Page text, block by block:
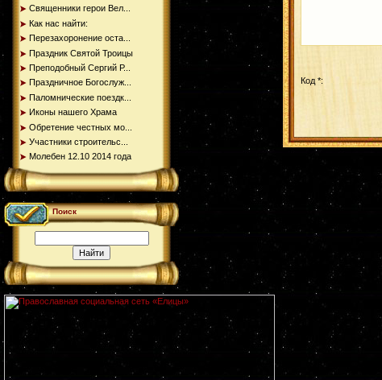
Священники герои Вел...
Как нас найти:
Перезахоронение оста...
Праздник Святой Троицы
Преподобный Сергий Р...
Праздничное Богослуж...
Паломнические поездк...
Иконы нашего Храма
Обретение честных мо...
Участники строительс...
Молебен 12.10 2014 года
Поиск
Код *: